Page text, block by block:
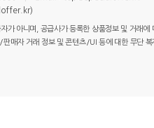
가 아니며, 공급사가 등록한 상품정보 및 거래
매자 거래 정보 및 콘텐츠/UI 등에 대한 무단